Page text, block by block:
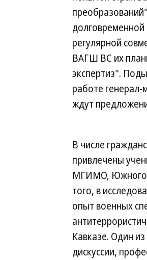
долговременной
регулярной
ВАГШ ВС их
экспертиз".
работе генерал-
ждут
В числе
привлечены
МГИМО, Южного
того, в
опыт военных
Кавказе. Один
дискуссии,